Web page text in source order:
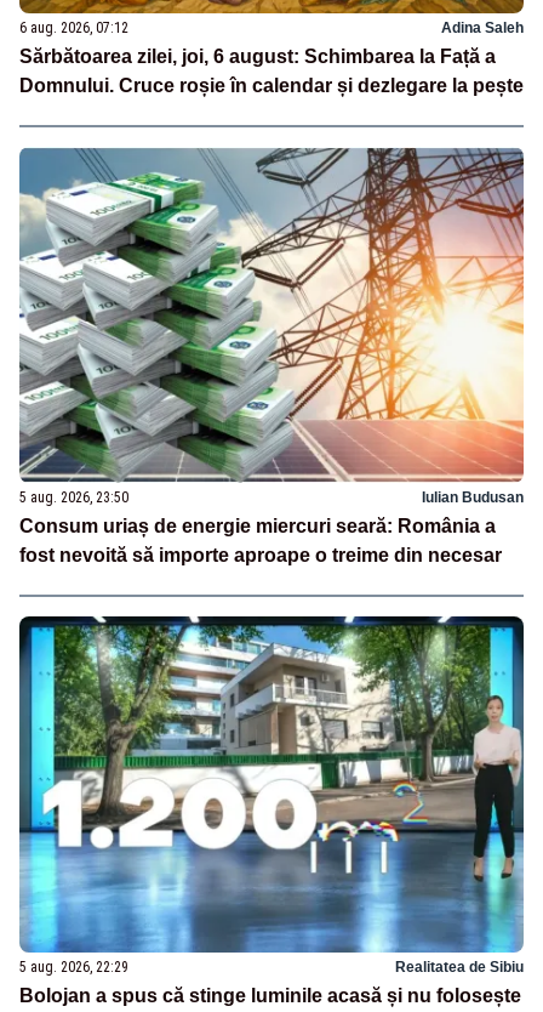
6 aug. 2026, 07:12 Adina Saleh
Sărbătoarea zilei, joi, 6 august: Schimbarea la Față a
Domnului. Cruce roșie în calendar și dezlegare la pește
5 aug. 2026, 23:50 Iulian Budusan
Consum uriaș de energie miercuri seară: România a
fost nevoită să importe aproape o treime din necesar
5 aug. 2026, 22:29 Realitatea de Sibiu
Bolojan a spus că stinge luminile acasă și nu folosește